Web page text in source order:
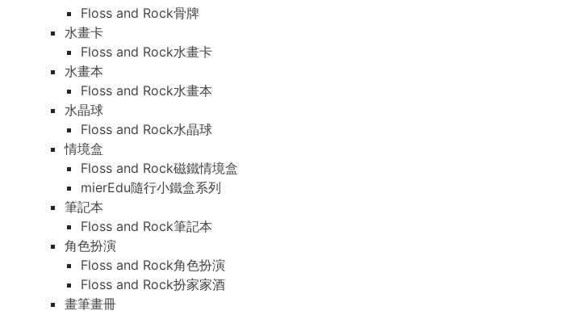
Floss and Rock骨牌
水畫卡
Floss and Rock水畫卡
水畫本
Floss and Rock水畫本
水晶球
Floss and Rock水晶球
情境盒
Floss and Rock磁鐵情境盒
mierEdu隨行小鐵盒系列
筆記本
Floss and Rock筆記本
角色扮演
Floss and Rock角色扮演
Floss and Rock扮家家酒
畫筆畫冊